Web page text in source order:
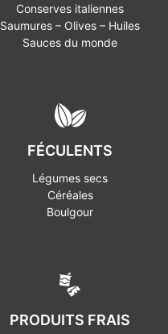
Conserves italiennes
Saumures – Olives – Huiles
Sauces du monde
FÉCULENTS
Légumes secs
Céréales
Boulgour
PRODUITS FRAIS